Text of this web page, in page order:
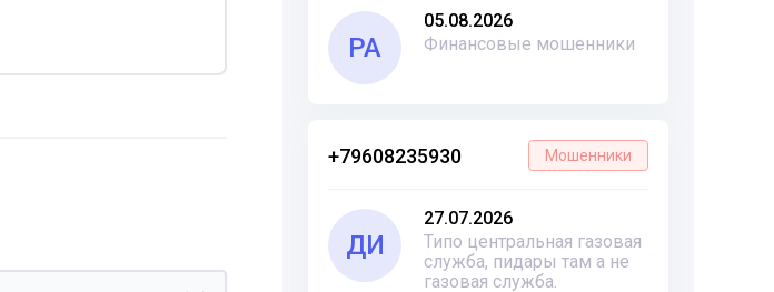
РА
05.08.2026
Финансовые мошенники
+79608235930 Мошенники
ДИ
27.07.2026
Типо центральная газовая
служба, пидары там а не
газовая служба.